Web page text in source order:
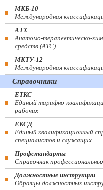
МКБ-10
Международная
АТХ
Анатомо-терапевтическо-
средств (ATC)
МКТУ-12
Международная
Справочники
ЕТКС
Единый тарифно-
рабочих
ЕКСД
Единый квалификационный
специалистов и служащих
Профстандарты
Справочник
Должностные инструкции
Образцы должностных